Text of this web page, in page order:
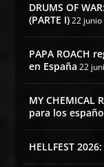
DRUMS OF
(PARTE I) 22
PAPA ROACH
en España 22
MY CHEMICAL
para los
HELLFEST